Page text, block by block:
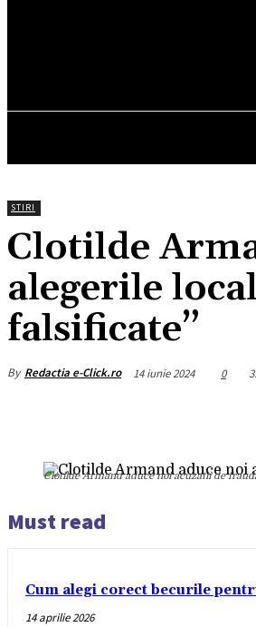
STIRI
Clotilde
alegerile
falsificate”
By Redactia e-Click.ro 14 iunie 2024 0
Clotilde Armand aduce noi acuzatii de
Must read
Cum alegi corect becurile
14 aprilie 2026